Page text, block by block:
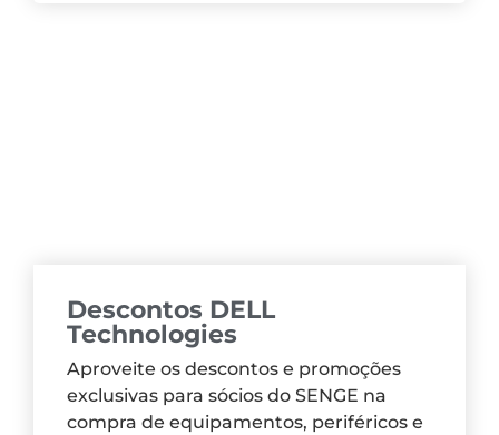
Descontos DELL
Technologies
Aproveite os descontos e promoções
exclusivas para sócios do SENGE na
compra de equipamentos, periféricos e